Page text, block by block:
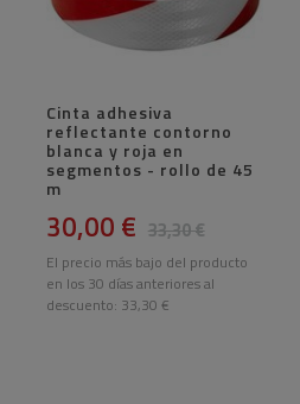
Cinta adhesiva
reflectante contorno
blanca y roja en
segmentos - rollo de 45
m
33,30 €
30,00 €
El precio más bajo del producto
en los 30 días anteriores al
descuento: 33,30 €